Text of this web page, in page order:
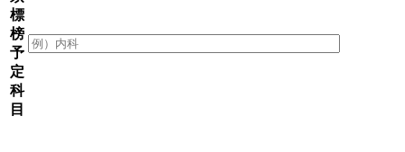
標
榜
予
定
科
目